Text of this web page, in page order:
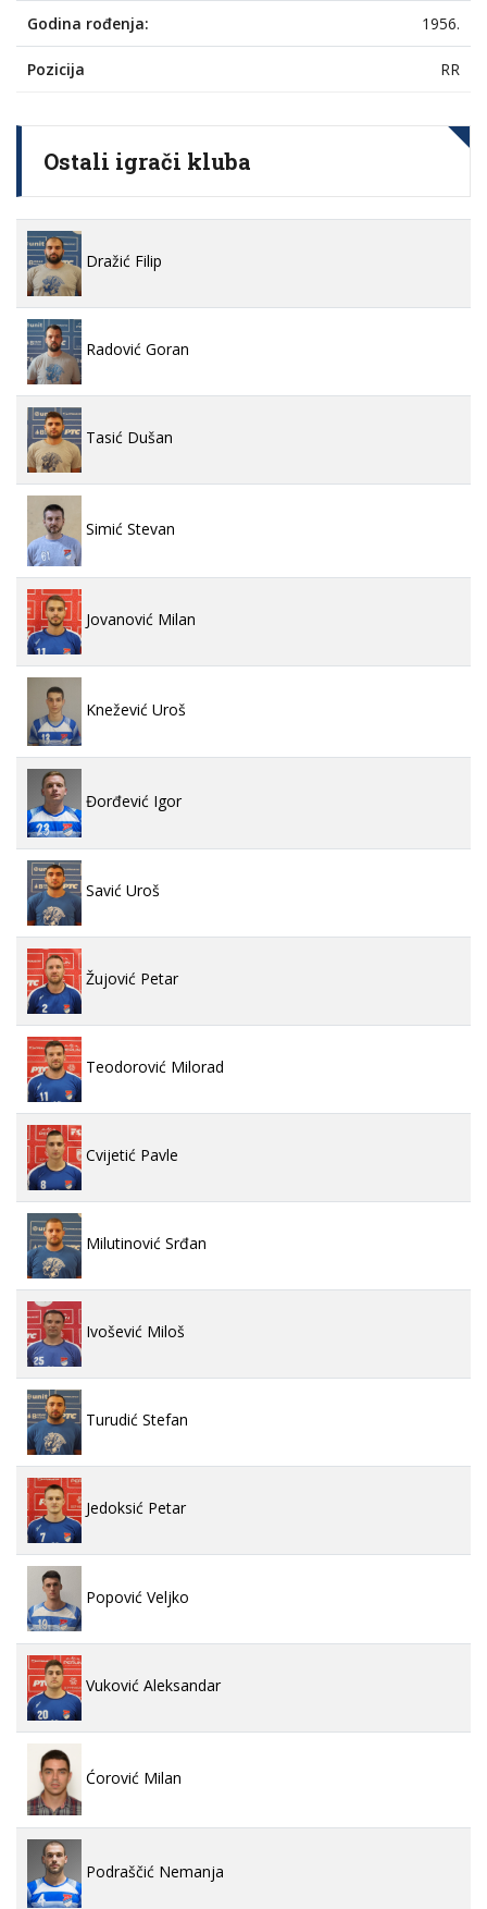
Godina rođenja: 1956.
Pozicija RR
Ostali igrači kluba
Dražić Filip
Radović Goran
Tasić Dušan
Simić Stevan
Jovanović Milan
Knežević Uroš
Đorđević Igor
Savić Uroš
Žujović Petar
Teodorović Milorad
Cvijetić Pavle
Milutinović Srđan
Ivošević Miloš
Turudić Stefan
Jedoksić Petar
Popović Veljko
Vuković Aleksandar
Ćorović Milan
Podraščić Nemanja